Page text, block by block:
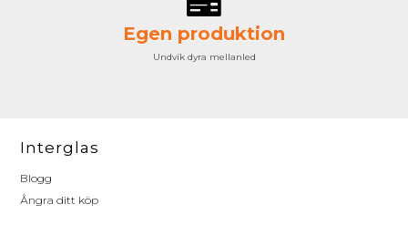
Egen produktion
Undvik dyra mellanled
Interglas
Blogg
Ångra ditt köp